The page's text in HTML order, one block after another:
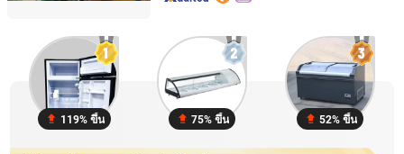
119% ขึ้น 75% ขึ้น 52% ขึ้น